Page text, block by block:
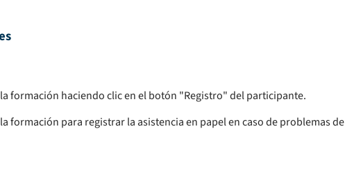
formación haciendo clic en el botón "Registro" del participante.
formación para registrar la asistencia en papel en caso de problemas de